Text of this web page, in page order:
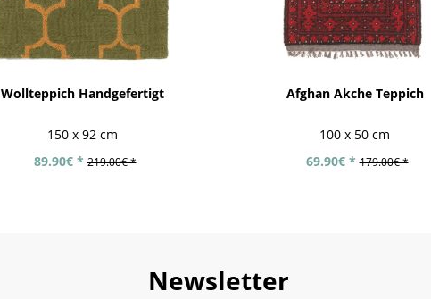
Wollteppich Handgefertigt
150 x 92 cm
89.90€ * 219.00€ *
Afghan Akche Teppich
100 x 50 cm
69.90€ * 179.00€ *
Newsletter